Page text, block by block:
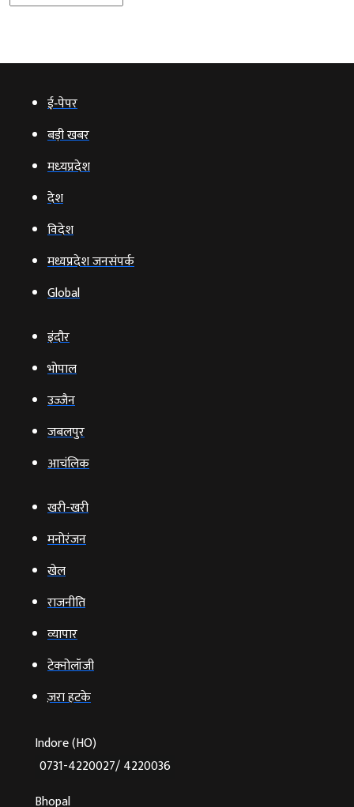
ई‑पेपर
बड़ी खबर
मध्‍यप्रदेश
देश
विदेश
मध्यप्रदेश जनसंपर्क
Global
इंदौर
भोपाल
उज्‍जैन
जबलपुर
आचंलिक
खरी-खरी
मनोरंजन
खेल
राजनीति
व्‍यापार
टेक्‍नोलॉजी
ज़रा हटके
Indore (HO)
0731-4220027/ 4220036
Bhopal